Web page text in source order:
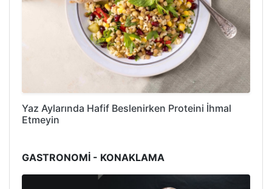
Yaz Aylarında Hafif Beslenirken Proteini İhmal
Etmeyin
GASTRONOMİ - KONAKLAMA